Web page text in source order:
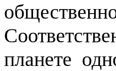
планете